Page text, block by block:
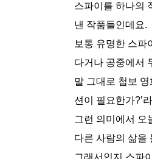
스파이를 하나의
낸 작품들인데요.
보통 유명한 스파
다거나 공중에서
말 그대로 첩보
션이 필요한가?’
그런 의미에서 오
다른 사람의 삶을
그래서인지 스파